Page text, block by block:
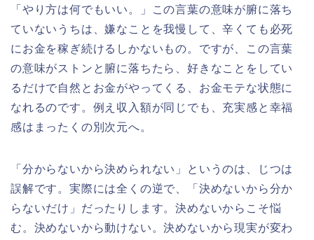
「やり方は何でもいい。」この言葉の意味が腑に落ち
ていないうちは、嫌なことを我慢して、辛くても必死
にお金を稼ぎ続けるしかないもの。ですが、この言葉
の意味がストンと腑に落ちたら、好きなことをしてい
るだけで自然とお金がやってくる、お金モテな状態に
なれるのです。例え収入額が同じでも、充実感と幸福
感はまったくの別次元へ。
「分からないから決められない」というのは、じつは
誤解です。実際には全くの逆で、「決めないから分か
らないだけ」だったりします。決めないからこそ悩
む。決めないから動けない。決めないから現実が変わ